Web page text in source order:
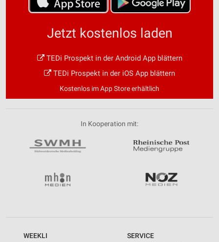
Jetzt kostenlos laden
TEDi Prospekt in der Android App blättern
TEDi Prospekt in der iOS App blättern
Kostenlos im App Store erhältlich
In Kooperation mit:
WEEKLI SERVICE